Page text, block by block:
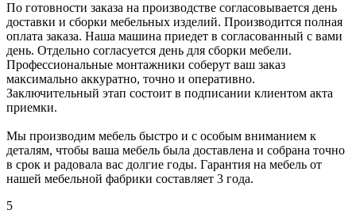
По готовности заказа на производстве согласовывается день
доставки и сборки мебельных изделий. Производится полная
оплата заказа. Наша машина приедет в согласованный с вами
день. Отдельно согласуется день для сборки мебели.
Профессиональные монтажники соберут ваш заказ
максимально аккуратно, точно и оперативно.
Заключительный этап состоит в подписании клиентом акта
приемки.
Мы производим мебель быстро и с особым вниманием к
деталям, чтобы ваша мебель была доставлена и собрана точно
в срок и радовала вас долгие годы. Гарантия на мебель от
нашей мебельной фабрики составляет 3 года.
5